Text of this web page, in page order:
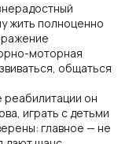
жить полноценно
моторная
общаться
он
играть с детьми
главное — не